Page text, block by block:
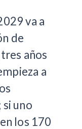
va a
de
años
a
uno
los 170